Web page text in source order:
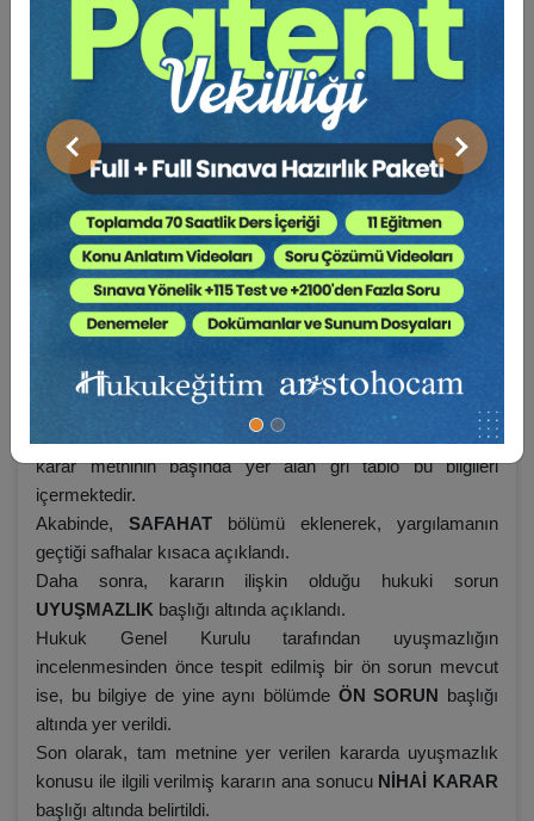
Önceki Sonraki
SAFAHAT:(…)
UYUŞMAZLIK: …
ÖN SORUN:
NİHAİ KARAR: …
KARAR METNİ
…
Öncelikle kararın künye bilgilerine yer verildi ve kararın
içeriği dikkate alınarak anahtar kelimeler belirlendi. Her
karar metninin başında yer alan gri tablo bu bilgileri
içermektedir.
Akabinde, SAFAHAT
bölümü eklenerek, yargılamanın
geçtiği safhalar kısaca açıklandı.
Daha sonra, kararın ilişkin olduğu hukuki sorun
UYUŞMAZLIK başlığı altında açıklandı.
Hukuk Genel Kurulu tarafından uyuşmazlığın
incelenmesinden önce tespit edilmiş bir ön sorun mevcut
ise, bu bilgiye de yine aynı bölümde ÖN SORUN
başlığı
altında yer verildi.
Son olarak, tam metnine yer verilen kararda uyuşmazlık
konusu ile ilgili verilmiş kararın ana sonucu NİHAİ KARAR
başlığı altında belirtildi.